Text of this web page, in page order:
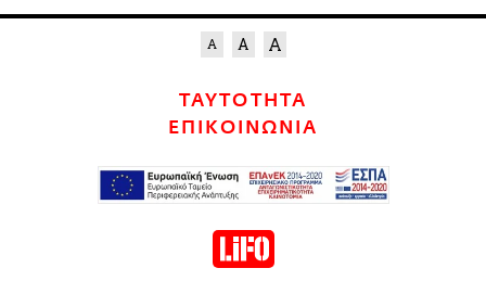
ΤΑΥΤΟΤΗΤΑ
ΕΠΙΚΟΙΝΩΝΙΑ